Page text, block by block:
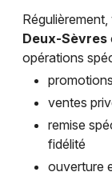
Deux-Sèvres
opérations
ventes
remise
fidélité
ouverture